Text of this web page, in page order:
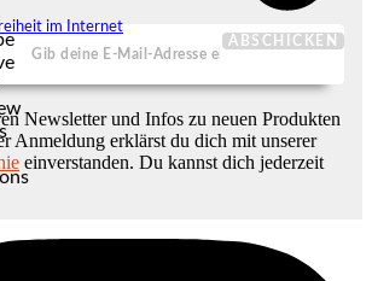
im Internet
ABSCHICKEN
Newsletter und Infos zu neuen Produkten
Anmeldung erklärst du dich mit unserer
einverstanden. Du kannst dich jederzeit